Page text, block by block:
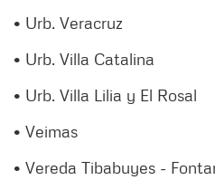
• Urb. Veracruz
• Urb. Villa Catalina
• Urb. Villa Lilia y El Rosal
• Veimas
• Vereda Tibabuyes -